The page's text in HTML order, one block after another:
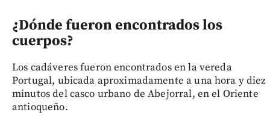
¿Dónde fueron encontrados los
cuerpos?
Los cadáveres fueron encontrados en la vereda
Portugal, ubicada aproximadamente a una hora y diez
minutos del casco urbano de Abejorral, en el Oriente
antioqueño.